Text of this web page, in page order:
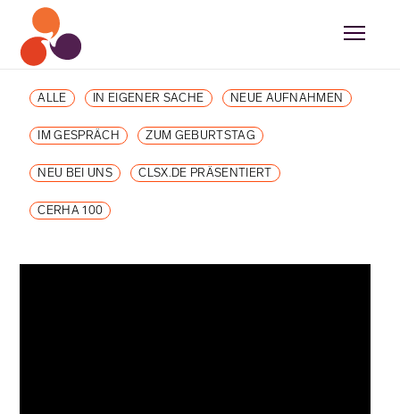
ALLE IN EIGENER SACHE NEUE AUFNAHMEN
IM GESPRÄCH ZUM GEBURTSTAG
NEU BEI UNS CLSX.DE PRÄSENTIERT
CERHA 100